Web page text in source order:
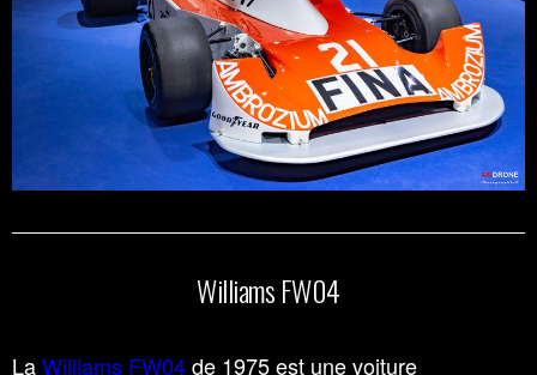
Williams FW04
LaWilliams FW04de 1975 est une voiture